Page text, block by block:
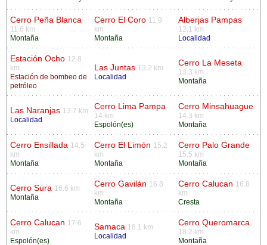
Cerro Peña Blanca
11.6 km
Montaña
Cerro El Coro 11.9
km
Montaña
Alberjas Pampas
12.1 km
Localidad
Estación Ocho 12.8
km
Estación de bombeo de
petróleo
Las Juntas 13.2 km
Localidad
Cerro La Meseta
13.3 km
Montaña
Las Naranjas 13.7 km
Localidad
Cerro Lima Pampa
14 km
Espolón(es)
Cerro Minsahuague
14.3 km
Montaña
Cerro Ensillada 14.5
km
Montaña
Cerro El Limón 15.2
km
Montaña
Cerro Palo Grande
15.5 km
Montaña
Cerro Sura 16.6 km
Montaña
Cerro Gavilán 16.8
km
Montaña
Cerro Calucan 16.8
km
Cresta
Cerro Calucan 17.6
km
Espolón(es)
Samaca 18.1 km
Localidad
Cerro Queromarca
18.2 km
Montaña